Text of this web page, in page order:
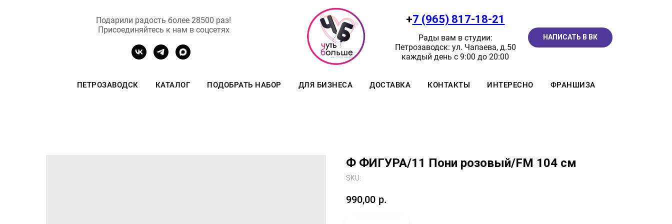
Подарили радость более 28500 раз!
Присоединяйтесь к нам в соцсетях
+7 (965) 817-18-21
Рады вам в студии:
Петрозаводск: ул. Чапаева, д.50
каждый день с 9:00 до 20:00
НАПИСАТЬ В ВК
ПЕТРОЗАВОДСК КАТАЛОГ ПОДОБРАТЬ НАБОР ДЛЯ БИЗНЕСА ДОСТАВКА КОНТАКТЫ ИНТЕРЕСНО ФРАНШИЗА
Ф ФИГУРА/11 Пони розовый/FM 104 см
SKU:
990,00 р.